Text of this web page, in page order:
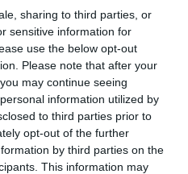
sharing to third parties, or
sensitive information for
use the below opt-out
Please note that after your
may continue seeing
information utilized by
to third parties prior to
opt-out of the further
by third parties on the
This information may
Εύβοια:
του
Η Γη ίσως τελικά να μην
καταστραφεί από τον
Ήλιο – Τι δείχνει νέα
επιστημονική μελέτη